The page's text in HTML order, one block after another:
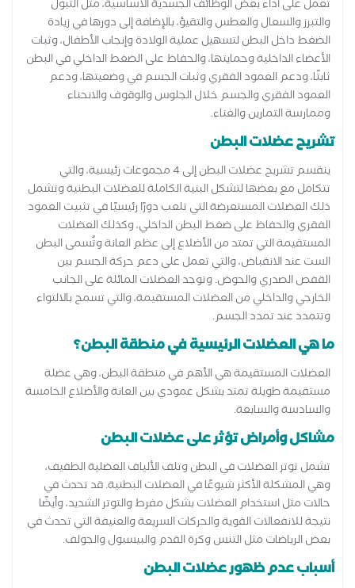
تعمل على أداء بعض الوظائف الجسدية الأساسية، مثل التبول
والتبرز والسعال والعطس والتقيؤ، بالإضافة إلى دورها في زيادة
الضغط داخل البطن لتسهيل عملية الولادة وإنجاب الأطفال، وثبات
الأعضاء الداخلية وحمايتها، والحفاظ على الضغط الداخلي في البطن
ثابتًا، ودعم العمود الفقري وثبات الجسم في وضعيتها، ودعم
العمود الفقري والجسم خلال الجلوس والوقوف والانحناء
وممارسة التمارين والغناء.
تشريح عضلات البطن
ينقسم تشريح عضلات البطن إلى 4 مجموعات رئيسية، والتي
تتكامل مع بعضها لتشكل البنية الكاملة للعضلات البطنية وتشمل
ذلك العضلات المستعرضة التي تلعب دورًا رئيسيًا في تثبيت العمود
الفقري والحفاظ على ضغط البطن الداخلي، وكذلك العضلات
المستقيمة التي تمتد من الأضلاع إلى عظم العانة وتُسمى البطن
الست عند الانقباض، والتي تعمل على دعم حركة الجسم بين
القفص الصدري والحوض. وتوجد العضلات المائلة على الجانب
الخارجي والداخلي من العضلات المستقيمة، والتي تسمح بالالتواء
وتتمدد عند تمدد الجسم.
ما هي العضلات الرئيسية في منطقة البطن؟
العضلات المستقيمة هي الأهم في منطقة البطن، وهي عضلة
مستقيمة طويلة تمتد بشكل عمودي بين العانة والأضلاع الخامسة
والسادسة والسابعة.
مشاكل وأمراض تؤثر على عضلات البطن
تشمل توتر العضلات في البطن وتلف الألياف العضلية الطفيف،
وهي المشكلة الأكثر شيوعًا في العضلات البطنية. قد تحدث في
حالات مثل استخدام العضلات بشكل مفرط والتوتر الشديد، وأيضًا
نتيجة للانفعالات القوية والحركات السريعة والعنيفة التي تحدث في
بعض الرياضات مثل التنس وكرة القدم والبيسبول والجولف.
أسباب عدم ظهور عضلات البطن